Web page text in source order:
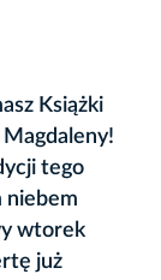
Książki
tego
niebem
wtorek
już